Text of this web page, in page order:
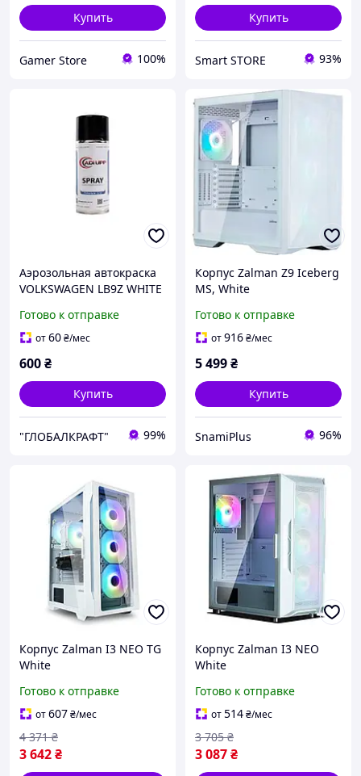
Купить
Gamer Store 100%
Купить
Smart STORE 93%
Аэрозольная автокраска
VOLKSWAGEN LB9Z WHITE
(400 мл)
Готово к отправке
от60₴/мес
600₴
Купить
"ГЛОБАЛКРАФТ" 99%
Корпус Zalman Z9 Iceberg
MS, White
Готово к отправке
от916₴/мес
5 499₴
Купить
SnamiPlus 96%
Корпус Zalman I3 NEO TG
White
Готово к отправке
от607₴/мес
3 642₴
4 371 ₴
Корпус Zalman I3 NEO
White
Готово к отправке
от514₴/мес
3 087₴
3 705 ₴